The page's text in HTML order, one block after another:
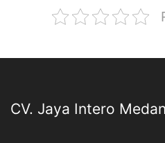
CV. Jaya Intero Medan